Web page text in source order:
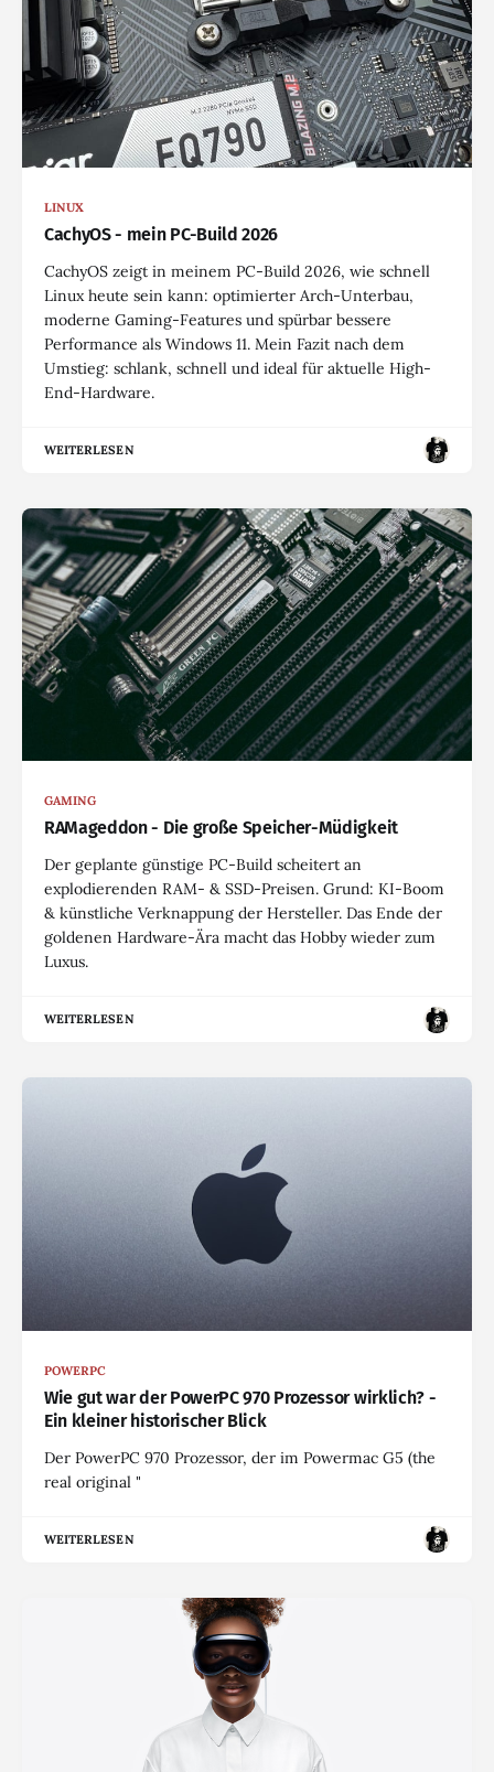
LINUX
CachyOS - mein PC-Build 2026
CachyOS zeigt in meinem PC-Build 2026, wie schnell
Linux heute sein kann: optimierter Arch-Unterbau,
moderne Gaming-Features und spürbar bessere
Performance als Windows 11. Mein Fazit nach dem
Umstieg: schlank, schnell und ideal für aktuelle High-
End-Hardware.
WEITERLESEN
GAMING
RAMageddon - Die große Speicher-Müdigkeit
Der geplante günstige PC-Build scheitert an
explodierenden RAM- & SSD-Preisen. Grund: KI-Boom
& künstliche Verknappung der Hersteller. Das Ende der
goldenen Hardware-Ära macht das Hobby wieder zum
Luxus.
WEITERLESEN
POWERPC
Wie gut war der PowerPC 970 Prozessor wirklich? -
Ein kleiner historischer Blick
Der PowerPC 970 Prozessor, der im Powermac G5 (the
real original "
WEITERLESEN